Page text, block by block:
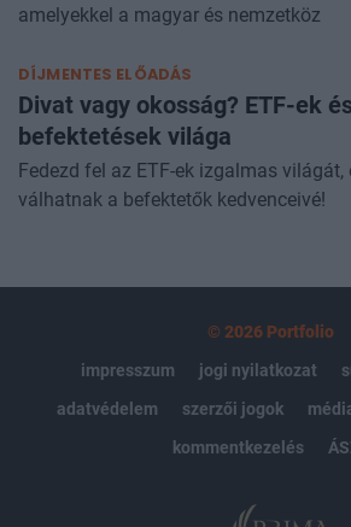
amelyekkel a magyar és nemzetköz
DÍJMENTES ELŐADÁS
Divat vagy okosság? ETF-ek
befektetések világa
Fedezd fel az ETF-ek izgalmas
válhatnak a befektetők kedvenceivé!
© 2026 Portfolio
impresszum
jogi nyilatkozat
adatvédelem
szerzői jogok
kommentkezelés